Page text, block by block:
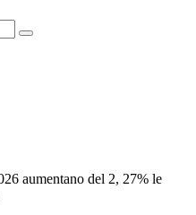
aumentano del 2, 27% le